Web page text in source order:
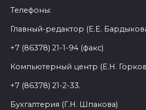
Телефоны:
Главный-редактор (Е.Е.
+7 (86378) 21-1-94 (факс)
Компьютерный центр (Е.Н.
+7 (86378) 21-2-33.
Бухгалтерия (Г.Н. Шпакова)